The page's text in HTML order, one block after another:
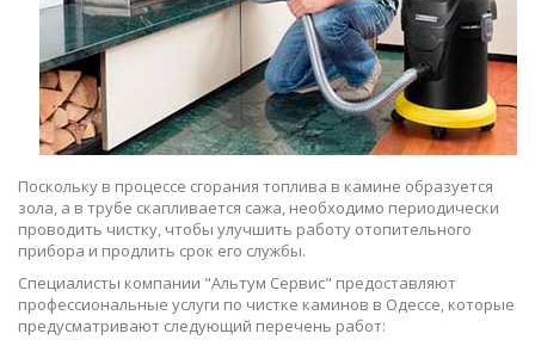
Поскольку в процессе сгорания топлива в камине образуется
зола, а в трубе скапливается сажа, необходимо периодически
проводить чистку, чтобы улучшить работу отопительного
прибора и продлить срок его службы.
Специалисты компании "Альтум Сервис" предоставляют
профессиональные услуги по чистке каминов в Одессе, которые
предусматривают следующий перечень работ: